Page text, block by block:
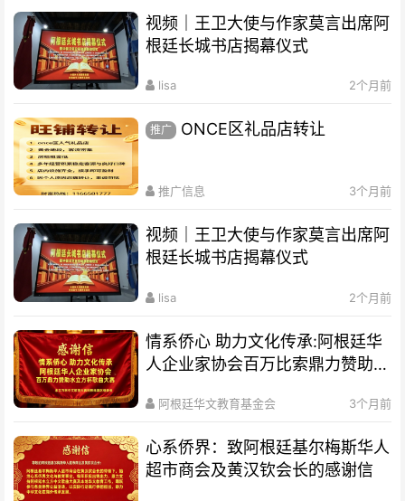
视频｜王卫大使与作家莫言出席阿
根廷长城书店揭幕仪式
lisa 2个月前
推广 ONCE区礼品店转让
推广信息 3个月前
视频｜王卫大使与作家莫言出席阿
根廷长城书店揭幕仪式
lisa 2个月前
情系侨心 助力文化传承:阿根廷华
人企业家协会百万比索鼎力赞助水
阿根廷华文教育基金会 3个月前
心系侨界​：致阿根廷基尔梅斯华人
超市商会及黄汉钦会长的感谢信